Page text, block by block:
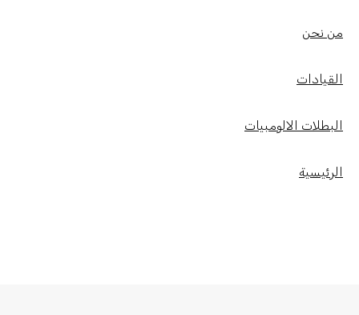
من نحن
القيادات
البطلات الالومبيات
الرئيسية